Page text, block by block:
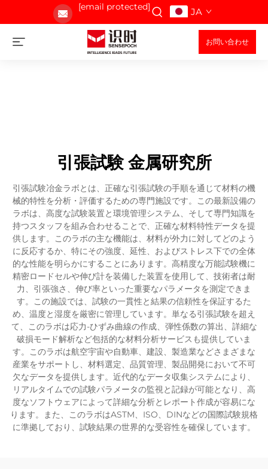
[email protected] JA
お問い合わせ
引張試験 金属研究所
引張試験冶金ラボとは、正確な引張試験の手順を通じて材料の機
械的特性を分析・評価するための専門施設です。この最新設備の
ラボは、高度な試験装置と環境管理システム、そして専門知識を
持つスタッフを組み合わせることで、正確な材料特性データを提
供します。このラボの主な機能は、材料が外力に対してどのよう
に反応するか、特にその強度、延性、およびストレス下での全体
的な性能を明らかにすることにあります。高精度な万能試験機に
精密ロードセルや伸び計を装備した装置を使用して、技術者は耐
力、引張強さ、伸び率といった重要なパラメータを測定できま
す。この施設では、試験の一貫性と結果の信頼性を保証するた
め、温度と湿度を厳密に管理しています。単なる引張試験を超え
て、このラボは応力-ひずみ曲線の作成、弾性係数の算出、詳細な
破損モード解析など包括的な材料分析サービスも提供していま
す。このラボは航空宇宙や自動車、建設、製造業などさまざまな
産業をサポートし、材料選定、品質管理、製品開発において不可
欠なデータを提供します。近代的なデータ収集システムにより、
リアルタイムでの試験パラメータの監視と記録が可能となり、高
度なソフトウェアによって詳細な分析とレポート作成が容易にな
ります。また、このラボはASTM、ISO、DINなどの国際試験規格
に準拠しており、試験結果の世界的な受容性を確保しています。